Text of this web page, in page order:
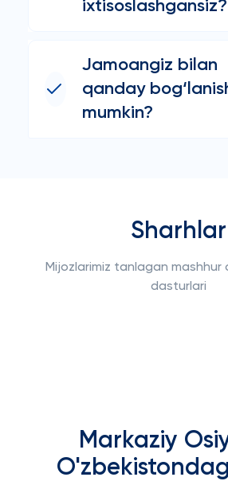
ixtisoslashgansiz?
Jamoangiz bilan
qanday
mumkin?
Sharhlar
Mijozlarimiz tanlagan mashhur
dasturlari
Markaziy